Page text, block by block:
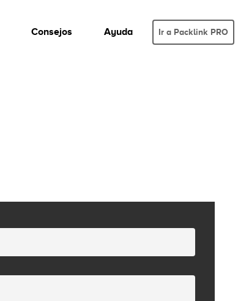
Consejos Ayuda Ir a Packlink PRO